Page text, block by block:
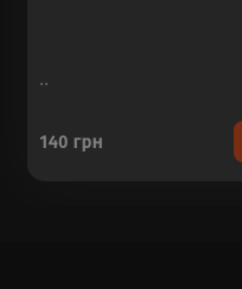
..
140 грн